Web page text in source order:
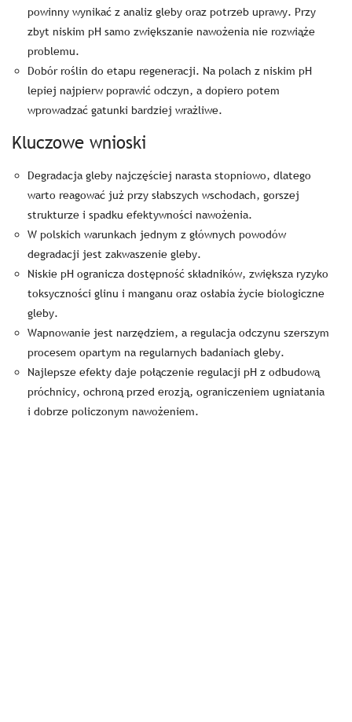
powinny wynikać z analiz gleby oraz potrzeb uprawy. Przy
zbyt niskim pH samo zwiększanie nawożenia nie rozwiąże
problemu.
Dobór roślin do etapu regeneracji. Na polach z niskim pH
lepiej najpierw poprawić odczyn, a dopiero potem
wprowadzać gatunki bardziej wrażliwe.
Kluczowe wnioski
Degradacja gleby najczęściej narasta stopniowo, dlatego
warto reagować już przy słabszych wschodach, gorszej
strukturze i spadku efektywności nawożenia.
W polskich warunkach jednym z głównych powodów
degradacji jest zakwaszenie gleby.
Niskie pH ogranicza dostępność składników, zwiększa ryzyko
toksyczności glinu i manganu oraz osłabia życie biologiczne
gleby.
Wapnowanie jest narzędziem, a regulacja odczynu szerszym
procesem opartym na regularnych badaniach gleby.
Najlepsze efekty daje połączenie regulacji pH z odbudową
próchnicy, ochroną przed erozją, ograniczeniem ugniatania
i dobrze policzonym nawożeniem.